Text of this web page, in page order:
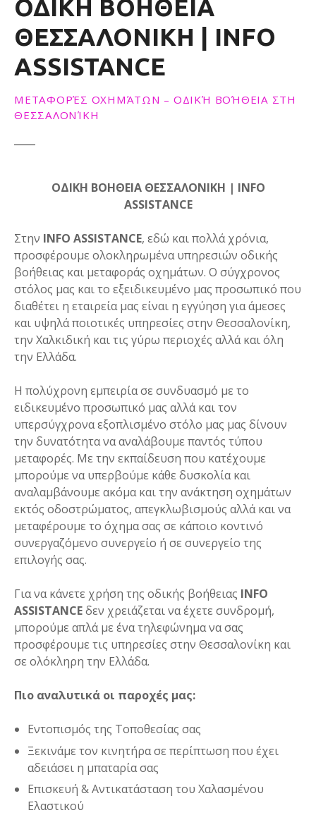
ΟΔΙΚΗ ΒΟΗΘΕΙΑ
ΘΕΣΣΑΛΟΝΙΚΗ | INFO
ASSISTANCE
ΜΕΤΑΦΟΡΈΣ ΟΧΗΜΆΤΩΝ – ΟΔΙΚΉ ΒΟΉΘΕΙΑ ΣΤΗ
ΘΕΣΣΑΛΟΝΊΚΗ
ΟΔΙΚΗ ΒΟΗΘΕΙΑ ΘΕΣΣΑΛΟΝΙΚΗ | INFO
ASSISTANCE
Στην INFO ASSISTANCE, εδώ και πολλά χρόνια,
προσφέρουμε ολοκληρωμένα υπηρεσιών οδικής
βοήθειας και μεταφοράς οχημάτων. Ο σύγχρονος
στόλος μας και το εξειδικευμένο μας προσωπικό που
διαθέτει η εταιρεία μας είναι η εγγύηση για άμεσες
και υψηλά ποιοτικές υπηρεσίες στην Θεσσαλονίκη,
την Χαλκιδική και τις γύρω περιοχές αλλά και όλη
την Ελλάδα.
Η πολύχρονη εμπειρία σε συνδυασμό με το
ειδικευμένο προσωπικό μας αλλά και τον
υπερσύγχρονα εξοπλισμένο στόλο μας μας δίνουν
την δυνατότητα να αναλάβουμε παντός τύπου
μεταφορές. Με την εκπαίδευση που κατέχουμε
μπορούμε να υπερβούμε κάθε δυσκολία και
αναλαμβάνουμε ακόμα και την ανάκτηση οχημάτων
εκτός οδοστρώματος, απεγκλωβισμούς αλλά και να
μεταφέρουμε το όχημα σας σε κάποιο κοντινό
συνεργαζόμενο συνεργείο ή σε συνεργείο της
επιλογής σας.
Για να κάνετε χρήση της οδικής βοήθειας INFO
ASSISTANCEδεν χρειάζεται να έχετε συνδρομή,
μπορούμε απλά με ένα τηλεφώνημα να σας
προσφέρουμε τις υπηρεσίες στην Θεσσαλονίκη και
σε ολόκληρη την Ελλάδα.
Πιο αναλυτικά οι παροχές μας:
Εντοπισμός της Τοποθεσίας σας
Ξεκινάμε τον κινητήρα σε περίπτωση που έχει
αδειάσει η μπαταρία σας
Επισκευή & Αντικατάσταση του Χαλασμένου
Ελαστικού